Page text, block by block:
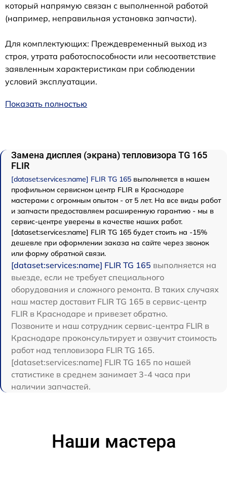
который напрямую связан с выполненной работой
(например, неправильная установка запчасти).
Для комплектующих: Преждевременный выход из
строя, утрата работоспособности или несоответствие
заявленным характеристикам при соблюдении
условий эксплуатации.
Показать полностью
Замена дисплея (экрана) тепловизора TG 165
FLIR
[dataset:services:name] FLIR TG 165 выполняется в нашем
профильном сервисном центр FLIR в Краснодаре
мастерами с огромным опытом - от 5 лет. На все виды работ
и запчасти предоставляем расширенную гарантию - мы в
сервис-центре уверены в качестве наших работ.
[dataset:services:name] FLIR TG 165 будет стоить на -15%
дешевле при оформлении заказа на сайте через звонок
или форму обратной связи.
[dataset:services:name] FLIR TG 165 выполняется на
выезде, если не требует специального
оборудования и сложного ремонта. В таких случаях
наш мастер доставит FLIR TG 165 в сервис-центр
FLIR в Краснодаре и привезет обратно.
Позвоните и наш сотрудник сервис-центра FLIR в
Краснодаре проконсультирует и озвучит стоимость
работ над тепловизора FLIR TG 165.
[dataset:services:name] FLIR TG 165 по нашей
статистике в среднем занимает 3-4 часа при
наличии запчастей.
Наши мастера